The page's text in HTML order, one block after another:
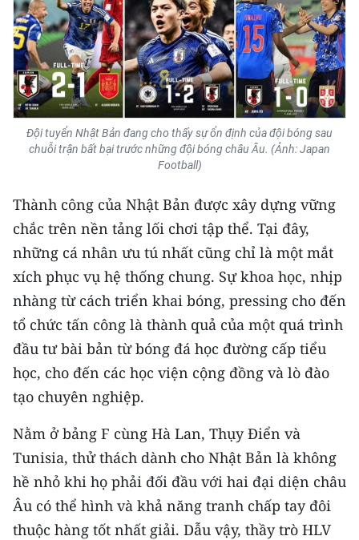
Đội tuyển Nhật Bản đang cho thấy sự ổn định của đội bóng sau
chuỗi trận bất bại trước những đội bóng châu Âu. (Ảnh: Japan
Football)
Thành công của Nhật Bản được xây dựng vững
chắc trên nền tảng lối chơi tập thể. Tại đây,
những cá nhân ưu tú nhất cũng chỉ là một mắt
xích phục vụ hệ thống chung. Sự khoa học, nhịp
nhàng từ cách triển khai bóng, pressing cho đến
tổ chức tấn công là thành quả của một quá trình
đầu tư bài bản từ bóng đá học đường cấp tiểu
học, cho đến các học viện cộng đồng và lò đào
tạo chuyên nghiệp.
Nằm ở bảng F cùng Hà Lan, Thụy Điển và
Tunisia, thử thách dành cho Nhật Bản là không
hề nhỏ khi họ phải đối đầu với hai đại diện châu
Âu có thể hình và khả năng tranh chấp tay đôi
thuộc hàng tốt nhất giải. Dẫu vậy, thầy trò HLV